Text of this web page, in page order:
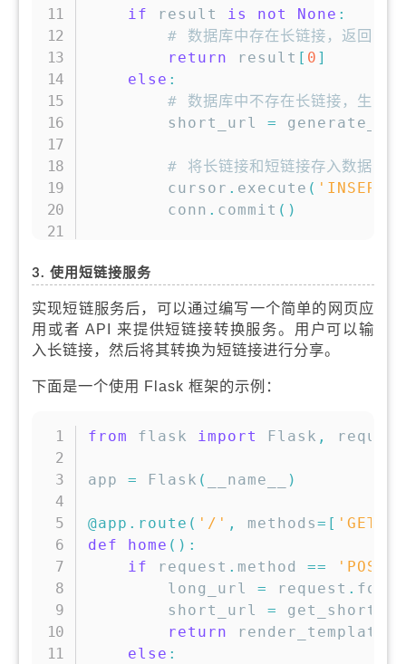
if result is not None :
# 数据库中存在长链接，返回对
return
result [ 0 ]
else :
# 数据库中不存在长链接，生成
        short_url
=
# 将长链接和短链接存入数据库
        cursor
. execute (
        conn
. commit ( )
3. 使用短链接服务
实现短链服务后，可以通过编写一个简单的网页应
用或者 API 来提供短链接转换服务。用户可以输
入长链接，然后将其转换为短链接进行分享。
下面是一个使用 Flask 框架的示例：
from flask import Flask ,
app = Flask ( __name__ )
@app . route ( '/' , methods= [ 'GET'
def
home ( ) :
if
request . method == 'POST'
        long_url
= request . form
        short_url
=
return
render_template
else :